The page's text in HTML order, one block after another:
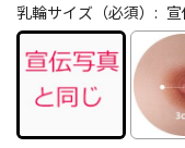
乳輪サイズ（必須）: